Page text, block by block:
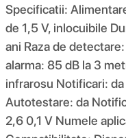
Specificatii:
de 1,5 V, inlocuibile
ani Raza de
alarma: 85 dB la 3
infrarosu Notificari:
Autotestare: da
2,6 0,1 V Numele